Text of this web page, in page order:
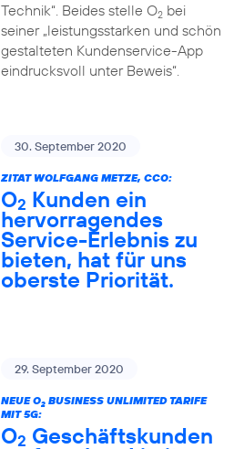
Technik“. Beides stelle O2bei
seiner „leistungsstarken und schön
gestalteten Kundenservice-App
eindrucksvoll unter Beweis“.
30. September 2020
ZITAT WOLFGANG METZE, CCO:
O2 Kunden ein
hervorragendes
Service-Erlebnis zu
bieten, hat für uns
oberste Priorität.
29. September 2020
NEUE O2BUSINESS UNLIMITED TARIFE
MIT 5G:
O2 Geschäftskunden